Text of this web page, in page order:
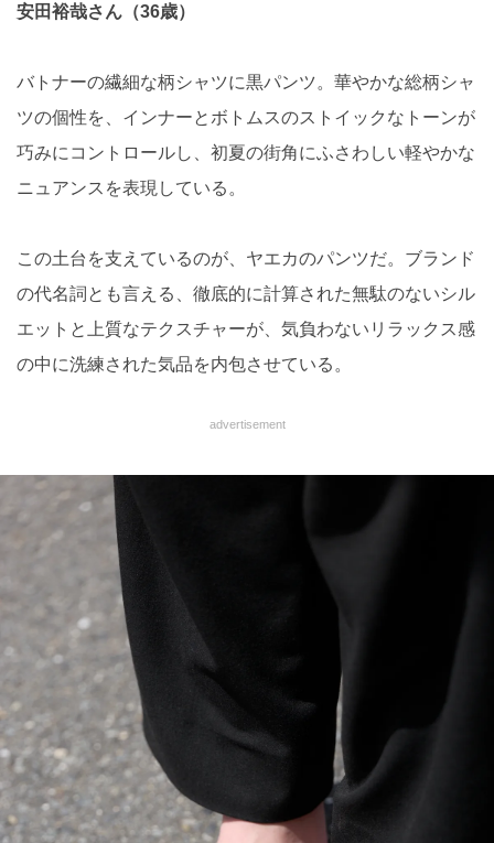
安田裕哉さん（36歳）
バトナーの繊細な柄シャツに黒パンツ。華やかな総柄シャ
ツの個性を、インナーとボトムスのストイックなトーンが
巧みにコントロールし、初夏の街角にふさわしい軽やかな
ニュアンスを表現している。
この土台を支えているのが、ヤエカのパンツだ。ブランド
の代名詞とも言える、徹底的に計算された無駄のないシル
エットと上質なテクスチャーが、気負わないリラックス感
の中に洗練された気品を内包させている。
advertisement